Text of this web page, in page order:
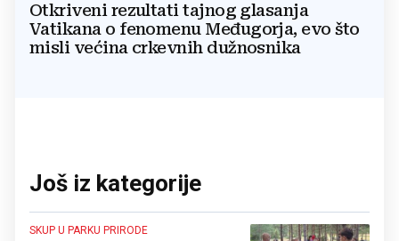
Otkriveni rezultati tajnog glasanja
Vatikana o fenomenu Međugorja, evo što
misli većina crkevnih dužnosnika
Još iz kategorije
SKUP U PARKU PRIRODE